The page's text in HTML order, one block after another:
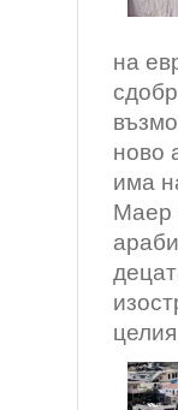
на
ново
има
Маер